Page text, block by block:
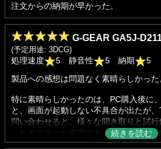
注文からの納期が早かった。
G-GEAR GA5J-
(予定用途: 3DCG)
処理速度 5 静音性 5 納期
5
製品への感想は問題なく素晴らしかった
特に素晴らしかったのは、PC購入後に
と、画面が起動しない不具合が出たが
問い合わせると、様々な聞き取りと試
したモニターが原因であることを教え
前は思い出せないが、こちらが原因で